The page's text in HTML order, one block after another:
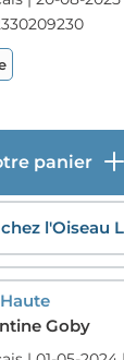
panier
l'Oiseau
Goby